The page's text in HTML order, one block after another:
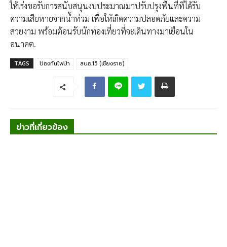
ให้เร่งขอรับการสนับสนุนงบประมาณมาปรับปรุงพื้นที่ที่ได้รับ
ความเสียหายจากน้ำท่วม เพื่อให้เกิดความปลอดภัยและความ
สวยงาม พร้อมต้อนรับนักท่องเที่ยวที่จะเดินทางมาเยือนใน
อนาคต.
TAGS ป้องกันไฟป่า สบอ.15 (เชียงราย)
ข่าวที่เกี่ยวข้อง